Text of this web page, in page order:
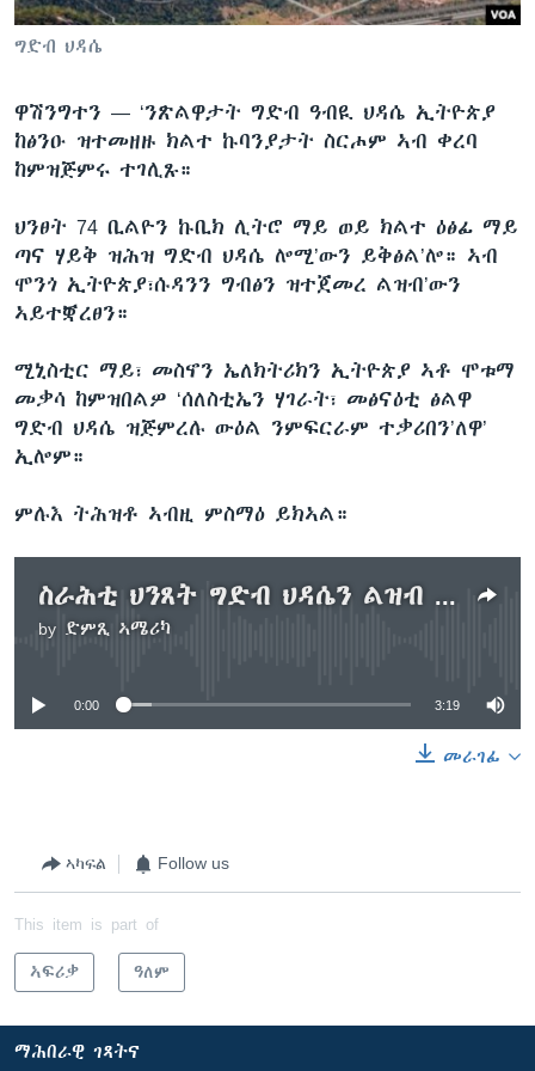
ቂሔ ጽልሚ
ቋንቋታት
ግድብ ህዳሴ
ዋሽንግተን — ‘ንጽልዋታት ግድብ ዓብዪ ህዳሴ ኢትዮጵያ
ከፅንዑ ዝተመዘዙ ክልተ ኩባንያታት ስርሖም ኣብ ቀረባ
ከምዝጅምሩ ተገሊጹ።
ህንፀት 74 ቢልዮን ኩቢክ ሊትሮ ማይ ወይ ክልተ ዕፅፊ ማይ
ጣና ሃይቅ ዝሕዝ ግድብ ህዳሴ ሎሚ’ውን ይቅፅል’ሎ። ኣብ
ሞንጎ ኢትዮጵያ፣ሱዳንን ግብፅን ዝተጀመረ ልዝብ’ውን
ኣይተቛረፀን።
ሚኒስቲር ማይ፣ መስኖን ኤለክትሪክን ኢትዮጵያ ኣቶ ሞቱማ
መቃሳ ከምዝበልዎ ‘ሰለስቲኤን ሃገራት፣ መፅናዕቲ ፅልዋ
ግድብ ህዳሴ ዝጅምረሉ ውዕል ንምፍርራም ተቃሪበን’ለዋ’
ኢሎም።
ምሉእ ትሕዝቶ ኣብዚ ምስማዕ ይክኣል።
ስራሕቲ ህንጸት ግድብ ህዳሴን ልዝብ ምስ ሱዳንን ግብጽን ይቅጽል’ሎ
by ድምጺ ኣሜሪካ
No media source currently available
0:00 3:19
መራገፊ
ኣካፍል Follow us
This item is part of
ኣፍሪቃ ዓለም
ማሕበራዊ ገጻትና